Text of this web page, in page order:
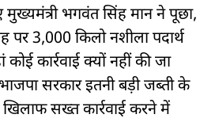
मुख्यमंत्री भगवंत सिंह मान ने पूछा,
3,000 किलो नशीला पदार्थ
कार्रवाई क्यों नहीं की जा
सरकार इतनी बड़ी जब्ती के
सख्त कार्रवाई करने में